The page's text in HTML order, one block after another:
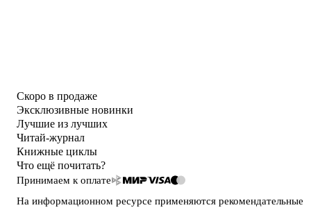
Скоро в продаже
Эксклюзивные новинки
Лучшие из лучших
Читай-журнал
Книжные циклы
Что ещё почитать?
Принимаем к оплате
На информационном ресурсе применяются рекомендательные